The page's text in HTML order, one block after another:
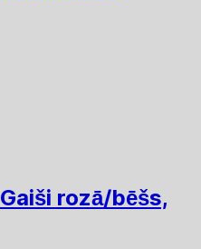
Gaiši rozā/bēšs,